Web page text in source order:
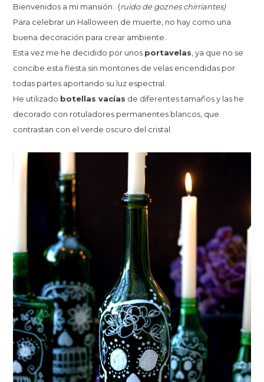
Bienvenidos a mi mansión.. (ruido de goznes chirriantes)
Para celebrar un Halloween de muerte, no hay como una
buena decoración para crear ambiente.
Esta vez me he decidido por unos portavelas, ya que no se
concibe esta fiesta sin montones de velas encendidas por
todas partes aportando su luz espectral.
He utilizado botellas vacías de diferentes tamaños y las he
decorado con rotuladores permanentes blancos, que
contrastan con el verde oscuro del cristal.